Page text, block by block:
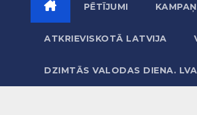
PĒTĪJUMI
ATKRIEVISKOTĀ LATVIJA
DZIMTĀS VALODAS DIENA.